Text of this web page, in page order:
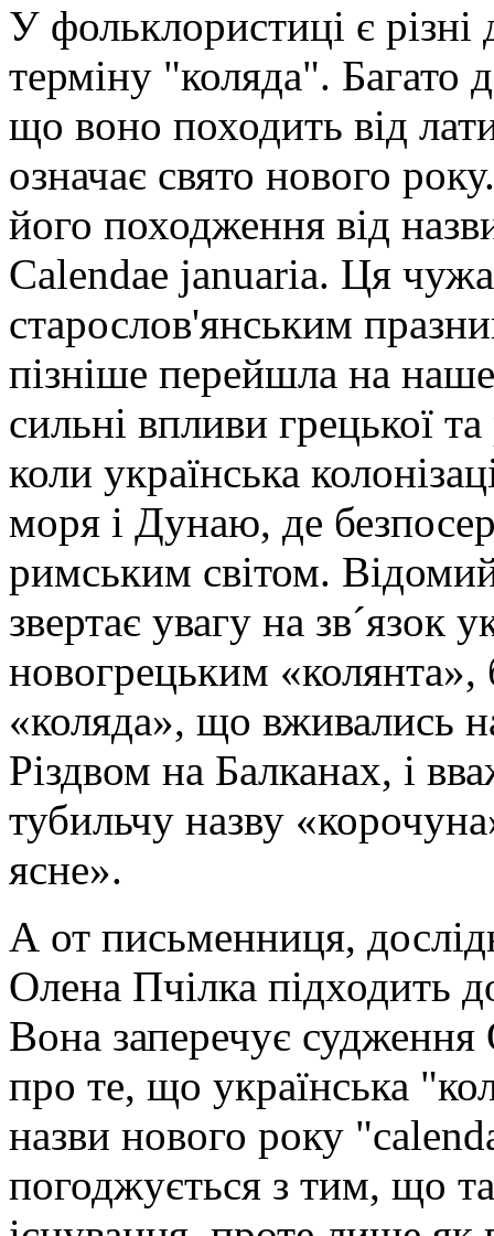
У фольклористиці є
терміну "коляда". Багато
що воно походить від
означає свято нового
його походження від
Calendae januaria. Ця
старослов'янським
пізніше перейшла на
сильні впливи грецької
коли українська
моря і Дунаю, де
римським світом.
звертає увагу на зв´язок
новогрецьким
«коляда», що вживались
Різдвом на Балканах, і
тубильчу назву
ясне».
А от письменниця,
Олена Пчілка підходить
Вона заперечує
про те, що українська
назви нового року
погоджується з тим, що